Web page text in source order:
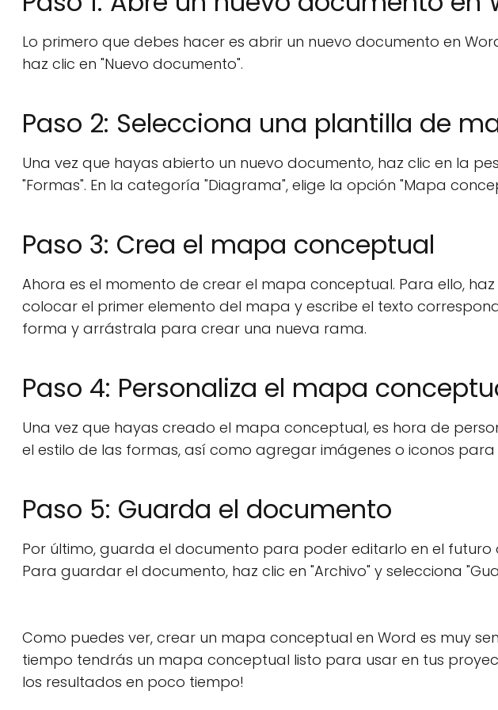
Lo primero que debes hacer es abrir un nuevo documento en
haz clic en "Nuevo documento".
Paso 2: Selecciona una plantilla de
Una vez que hayas abierto un nuevo documento, haz clic en la
"Formas". En la categoría "Diagrama", elige la opción "Mapa
Paso 3: Crea el mapa conceptual
Ahora es el momento de crear el mapa conceptual. Para ello,
colocar el primer elemento del mapa y escribe el texto
forma y arrástrala para crear una nueva rama.
Paso 4: Personaliza el mapa
Una vez que hayas creado el mapa conceptual, es hora de
el estilo de las formas, así como agregar imágenes o iconos
Paso 5: Guarda el documento
Por último, guarda el documento para poder editarlo en el
Para guardar el documento, haz clic en "Archivo" y selecciona
Como puedes ver, crear un mapa conceptual en Word es muy
tiempo tendrás un mapa conceptual listo para usar en tus
los resultados en poco tiempo!